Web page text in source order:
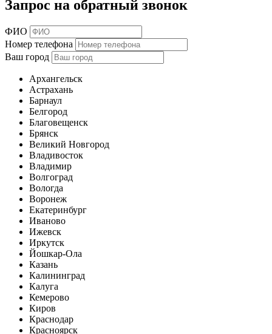
Запрос на обратный звонок
ФИО
Номер телефона
Ваш город
Архангельск
Астрахань
Барнаул
Белгород
Благовещенск
Брянск
Великий Новгород
Владивосток
Владимир
Волгоград
Вологда
Воронеж
Екатеринбург
Иваново
Ижевск
Иркутск
Йошкар-Ола
Казань
Калининград
Калуга
Кемерово
Киров
Краснодар
Красноярск